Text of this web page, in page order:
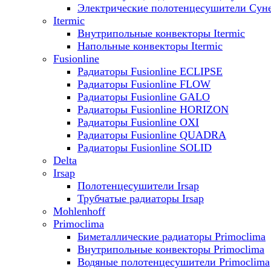
Электрические полотенцесушители
Itermic
Внутрипольные конвекторы Itermic
Напольные конвекторы Itermic
Fusionline
Радиаторы Fusionline ECLIPSE
Радиаторы Fusionline FLOW
Радиаторы Fusionline GALO
Радиаторы Fusionline HORIZON
Радиаторы Fusionline OXI
Радиаторы Fusionline QUADRA
Радиаторы Fusionline SOLID
Delta
Irsap
Полотенцесушители Irsap
Трубчатые радиаторы Irsap
Mohlenhoff
Primoclima
Биметаллические радиаторы Primoclima
Внутрипольные конвекторы Primoclima
Водяные полотенцесушители Primoclima